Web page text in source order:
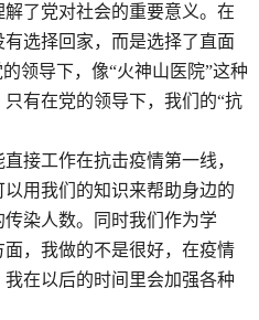
了党对社会的重要意义。在
选择回家，而是选择了直面
领导下，像“火神山医院”这种
有在党的领导下，我们的“抗
接工作在抗击疫情第一线，
用我们的知识来帮助身边的
染人数。同时我们作为学
，我做的不是很好，在疫情
在以后的时间里会加强各种